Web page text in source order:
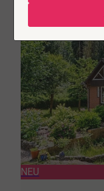
NEU